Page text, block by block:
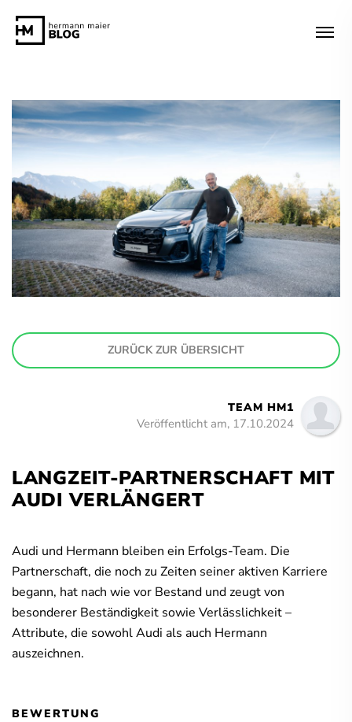
ZURÜCK ZUR ÜBERSICHT
TEAM HM1
Veröffentlicht am, 17.10.2024
LANGZEIT-PARTNERSCHAFT MIT
AUDI VERLÄNGERT
Audi und Hermann bleiben ein Erfolgs-Team. Die
Partnerschaft, die noch zu Zeiten seiner aktiven Karriere
begann, hat nach wie vor Bestand und zeugt von
besonderer Beständigkeit sowie Verlässlichkeit –
Attribute, die sowohl Audi als auch Hermann
auszeichnen.
BEWERTUNG